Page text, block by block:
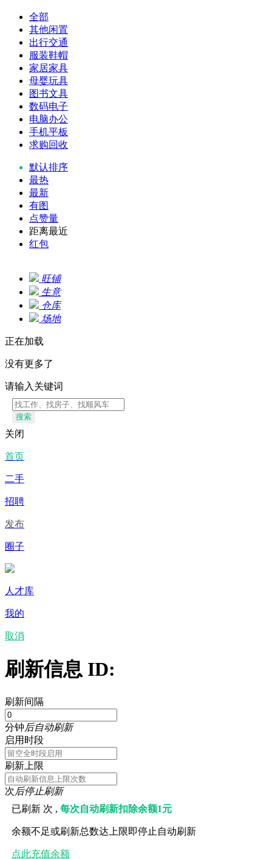
全部
其他闲置
出行交通
服装鞋帽
家居家具
母婴玩具
图书文具
数码电子
电脑办公
手机平板
求购回收
默认排序
最热
最新
有图
点赞量
距离最近
红包
旺铺
生意
仓库
场地
正在加载
没有更多了
请输入关键词
搜索
关闭
首页
二手
招聘
发布
圈子
人才库
我的
取消
刷新信息 ID:
刷新间隔
分钟后自动刷新
启用时段
刷新上限
次后停止刷新
已刷新 次 ,每次自动刷新扣除余额1元
余额不足或刷新总数达上限即停止自动刷新
点此充值余额